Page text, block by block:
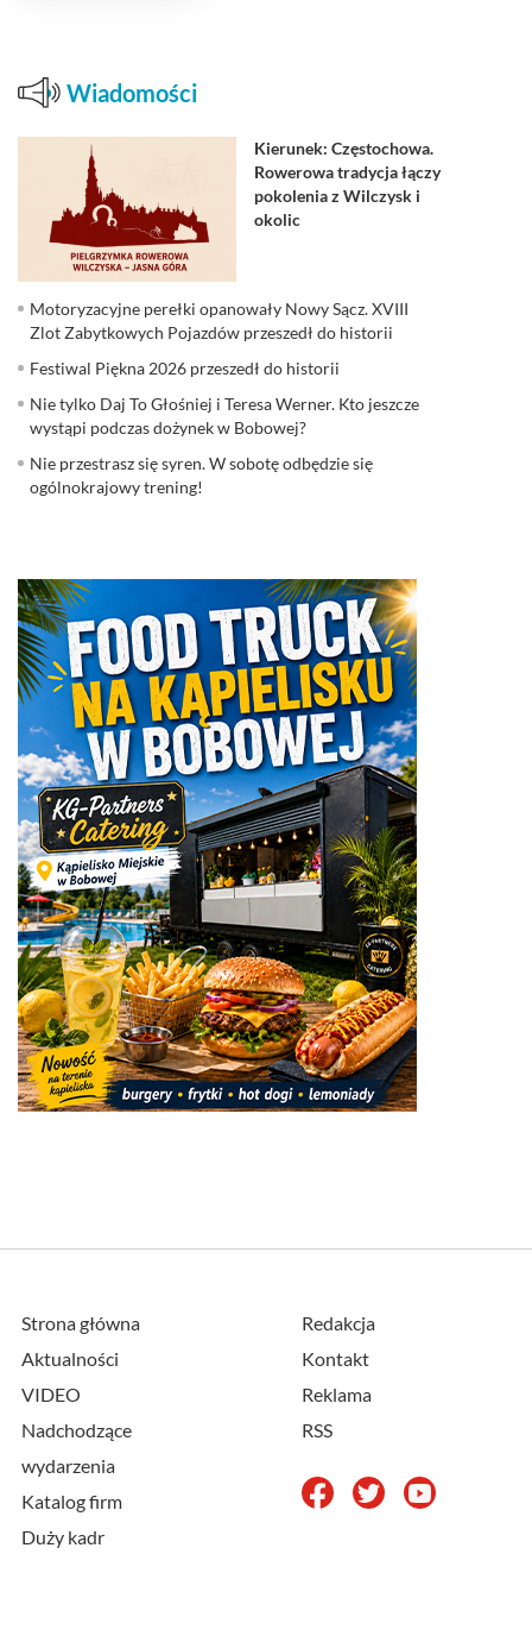
Wiadomości
Kierunek: Częstochowa.
Rowerowa tradycja łączy
pokolenia z Wilczysk i
okolic
Motoryzacyjne perełki opanowały Nowy Sącz. XVIII
Zlot Zabytkowych Pojazdów przeszedł do historii
Festiwal Piękna 2026 przeszedł do historii
Nie tylko Daj To Głośniej i Teresa Werner. Kto jeszcze
wystąpi podczas dożynek w Bobowej?
Nie przestrasz się syren. W sobotę odbędzie się
ogólnokrajowy trening!
Strona główna
Aktualności
VIDEO
Nadchodzące
wydarzenia
Katalog firm
Duży kadr
Redakcja
Kontakt
Reklama
RSS